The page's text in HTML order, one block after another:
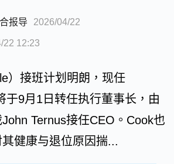
报导 2026/04/22
22 12:23
）接班计划明朗，现任
于9月1日转任执行董事长，由
Ternus接任CEO。Cook也
健康与退位原因揣...